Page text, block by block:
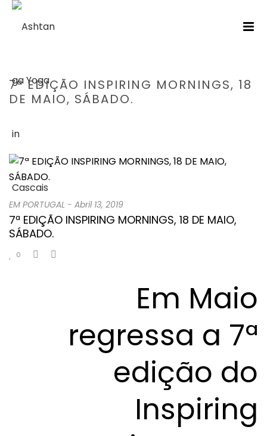
7ª EDIÇÃO INSPIRING MORNINGS, 18
DE MAIO, SÁBADO.
EM PORTUGAL - Abril 13, 2019
7ª EDIÇÃO INSPIRING MORNINGS, 18 DE MAIO,
SÁBADO.
0
Em Maio
regressa a 7ª
edição do
Inspiring